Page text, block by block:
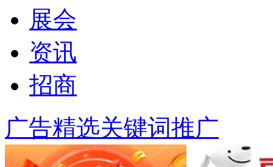
展会
资讯
招商
广告精选关键词推广